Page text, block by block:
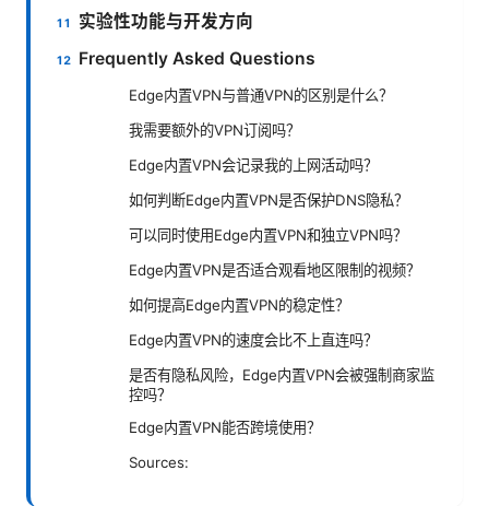
实验性功能与开发方向
Frequently Asked Questions
Edge内置VPN与普通VPN的区别是什么？
我需要额外的VPN订阅吗？
Edge内置VPN会记录我的上网活动吗？
如何判断Edge内置VPN是否保护DNS隐私？
可以同时使用Edge内置VPN和独立VPN吗？
Edge内置VPN是否适合观看地区限制的视频？
如何提高Edge内置VPN的稳定性？
Edge内置VPN的速度会比不上直连吗？
是否有隐私风险，Edge内置VPN会被强制商家监
控吗？
Edge内置VPN能否跨境使用？
Sources: